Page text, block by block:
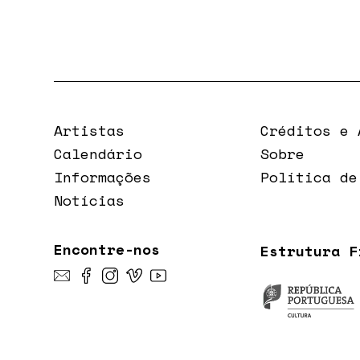
Artistas
Calendário
Informações
Notícias
Créditos e
Sobre
Política de
Encontre-nos Estrutura